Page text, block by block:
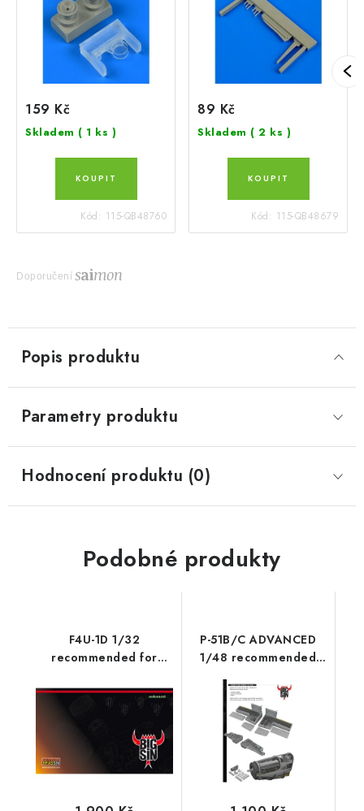
159 Kč
Skladem ( 1 ks )
Kód: 115-QB48760
89 Kč
Skladem ( 2 ks )
Kód: 115-QB48679
Doporučení
Popis produktu
Parametry produktu
Hodnocení produktu (0)
Podobné produkty
F4U-1D 1/32
recommended for
P-51B/C ADVANCED
1/48 recommended
for EDUARD